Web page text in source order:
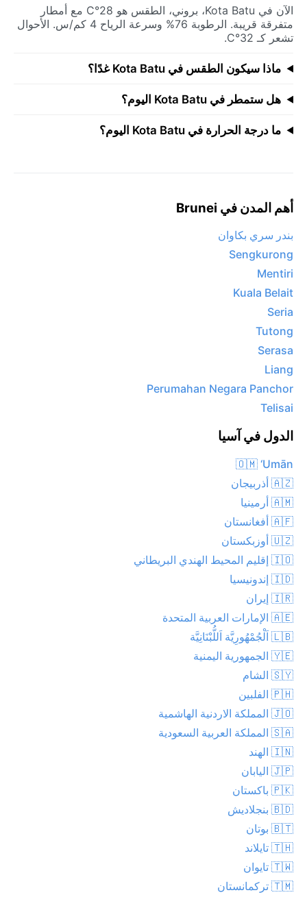
الآن في Kota Batu، بروني، الطقس هو 28°C مع أمطار
متفرقة قريبة. الرطوبة 76% وسرعة الرياح 4 كم/س. الأحوال
تشعر كـ 32°C.
ماذا سيكون الطقس في Kota Batu غدًا؟
هل ستمطر في Kota Batu اليوم؟
ما درجة الحرارة في Kota Batu اليوم؟
أهم المدن في Brunei
بندر سري بكاوان
Sengkurong
Mentiri
Kuala Belait
Seria
Tutong
Serasa
Liang
Perumahan Negara Panchor
Telisai
الدول في آسيا
🇴🇲 ‘Umān
🇦🇿 أذربيجان
🇦🇲 أرمينيا
🇦🇫 أفغانستان
🇺🇿 أوزبكستان
🇮🇴 إقليم المحيط الهندي البريطاني
🇮🇩 إندونيسيا
🇮🇷 إيران
🇦🇪 الإمارات العربية المتحدة
🇱🇧 اَلْجُمْهُورِيَّة اَللُّبْنَانِيَّة
🇾🇪 الجمهورية اليمنية
🇸🇾 الشام
🇵🇭 الفلبين
🇯🇴 المملكة الاردنية الهاشمية
🇸🇦 المملكة العربية السعودية
🇮🇳 الهند
🇯🇵 اليابان
🇵🇰 باكستان
🇧🇩 بنجلاديش
🇧🇹 بوتان
🇹🇭 تايلاند
🇹🇼 تايوان
🇹🇲 تركمانستان